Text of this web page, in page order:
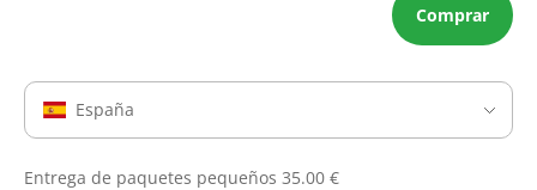
Comprar
España
Entrega de paquetes pequeños 35.00 €